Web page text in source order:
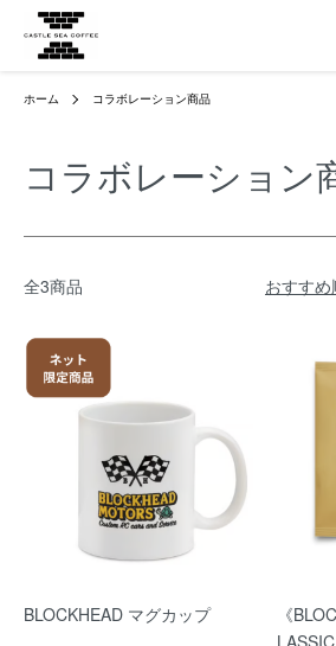
ホーム コラボレーション商品
コラボレーション
全3商品 おすすめ
BLOCKHEAD マグカップ
《